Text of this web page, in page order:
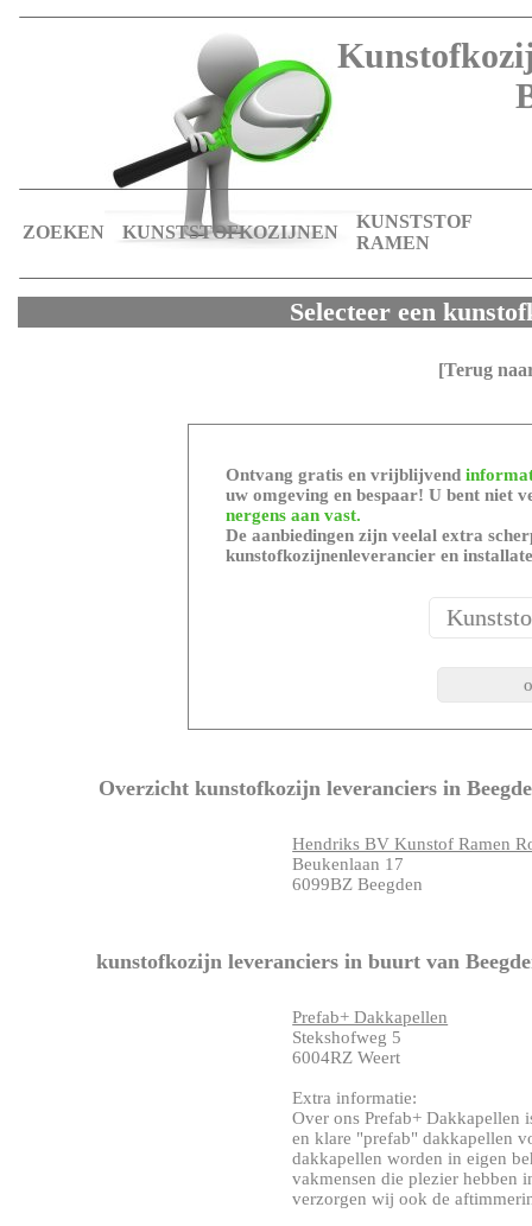
ZOEKEN KUNSTSTOFKOZIJNEN
KUNSTSTOF
RAMEN
Selecteer een
[Terug
Ontvang gratis en vrijblijvend
uw omgeving en bespaar! U bent niet
nergens aan vast.
De aanbiedingen zijn veelal extra
kunstofkozijnenleverancier en
Overzicht kunstofkozijn leveranciers in
Hendriks BV Kunstof Ramen
Beukenlaan 17
6099BZ Beegden
kunstofkozijn leveranciers in buurt van
Prefab+ Dakkapellen
Stekshofweg 5
6004RZ Weert
Extra informatie:
Over ons Prefab+ Dakkapellen
en klare "prefab" dakkapellen
dakkapellen worden in eigen
vakmensen die plezier hebben
verzorgen wij ook de